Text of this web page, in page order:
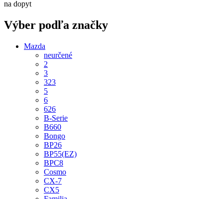
na dopyt
Výber podľa značky
Mazda
neurčené
2
3
323
5
6
626
B-Serie
B660
Bongo
BP26
BP55(EZ)
BPC8
Cosmo
CX-7
CX5